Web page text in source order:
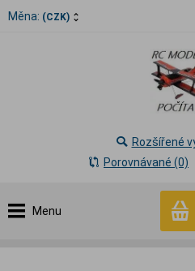
Měna: (CZK)
Menu
Rozšířené
Porovnávané (0)